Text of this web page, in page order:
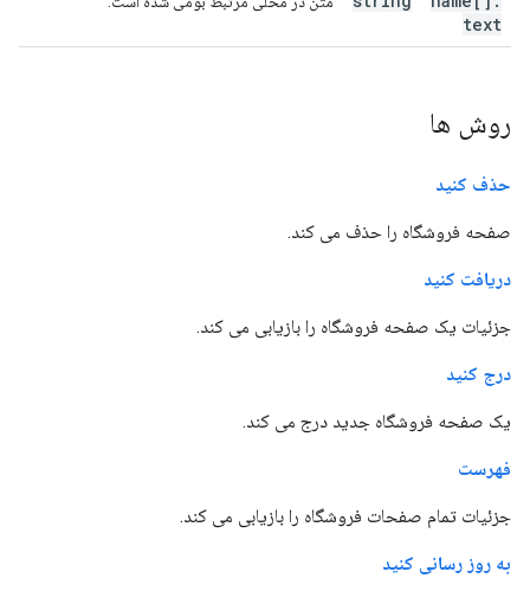
text
روش ها
حذف کنید
صفحه فروشگاه را حذف می کند.
دریافت کنید
جزئیات یک صفحه فروشگاه را بازیابی می کند.
درج کنید
یک صفحه فروشگاه جدید درج می کند.
فهرست
جزئیات تمام صفحات فروشگاه را بازیابی می کند.
به روز رسانی کنید